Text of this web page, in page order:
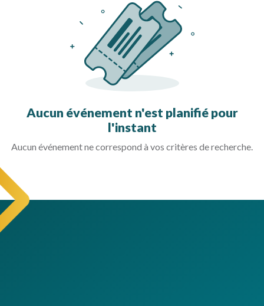
Aucun événement n'est planifié pour
l'instant
Aucun événement ne correspond à vos critères de recherche.